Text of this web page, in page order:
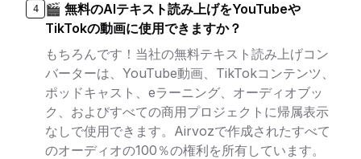
4
🎬 無料のAIテキスト読み上げをYouTubeや
TikTokの動画に使用できますか？
もちろんです！当社の無料テキスト読み上げコン
バーターは、YouTube動画、TikTokコンテンツ、
ポッドキャスト、eラーニング、オーディオブッ
ク、およびすべての商用プロジェクトに帰属表示
なしで使用できます。Airvozで作成されたすべて
のオーディオの100％の権利を所有しています。